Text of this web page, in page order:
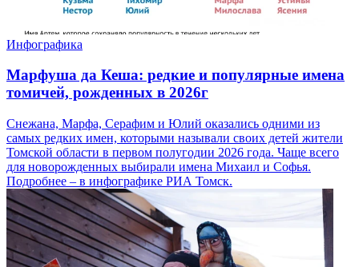
Инфографика
Марфуша да Кеша: редкие и популярные имена
томичей, рожденных в 2026г
Снежана, Марфа, Серафим и Юлий оказались одними из
самых редких имен, которыми называли своих детей жители
Томской области в первом полугодии 2026 года. Чаще всего
для новорожденных выбирали имена Михаил и Софья.
Подробнее – в инфографике РИА Томск.